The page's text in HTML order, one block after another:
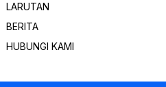
LARUTAN
BERITA
HUBUNGI KAMI